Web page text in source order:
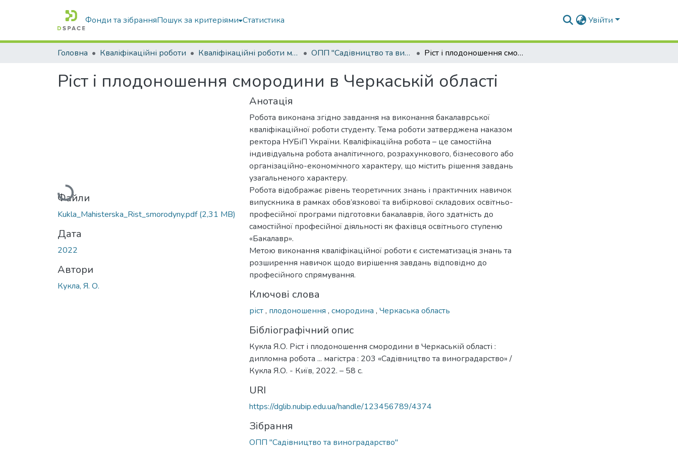
Фонди та зібранняПошук за критеріями Статистика Увійти
Головна Кваліфікаційні роботи Кваліфікаційні роботи магістрів ОПП "Садівництво та виноградарство" Ріст і плодоношення смородини в Черкаській області
Ріст і плодоношення смородини в Черкаській області
Вантажиться...
Файли
Kukla_Mahisterska_Rist_smorodyny.pdf(2,31 MB)
Дата
2022
Автори
Кукла, Я. О.
Анотація
Робота виконана згідно завдання на виконання бакалаврської
кваліфікаційної роботи студенту. Тема роботи затверджена наказом
ректора НУБіП України. Кваліфікаційна робота – це самостійна
індивідуальна робота аналітичного, розрахункового, бізнесового або
організаційно-економічного характеру, що містить рішення завдань
узагальненого характеру.
Робота відображає рівень теоретичних знань і практичних навичок
випускника в рамках обов’язкової та вибіркової складових освітньо-
професійної програми підготовки бакалаврів, його здатність до
самостійної професійної діяльності як фахівця освітнього ступеню
«Бакалавр».
Метою виконання кваліфікаційної роботи є систематизація знань та
розширення навичок щодо вирішення завдань відповідно до
професійного спрямування.
Ключові слова
ріст, плодоношення , смородина , Черкаська область
Бібліографічний опис
Кукла Я.О. Ріст і плодоношення смородини в Черкаській області :
дипломна робота ... магістра : 203 «Садівництво та виноградарство» /
Кукла Я.О. - Київ, 2022. – 58 с.
URI
https://dglib.nubip.edu.ua/handle/123456789/4374
Зібрання
ОПП "Садівництво та виноградарство"